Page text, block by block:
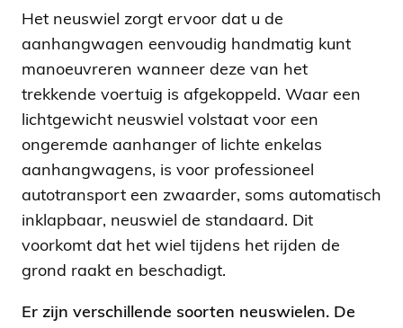
Het neuswiel zorgt ervoor dat u de
aanhangwagen eenvoudig handmatig kunt
manoeuvreren wanneer deze van het
trekkende voertuig is afgekoppeld. Waar een
lichtgewicht neuswiel volstaat voor een
ongeremde aanhanger of lichte enkelas
aanhangwagens, is voor professioneel
autotransport een zwaarder, soms automatisch
inklapbaar, neuswiel de standaard. Dit
voorkomt dat het wiel tijdens het rijden de
grond raakt en beschadigt.
Er zijn verschillende soorten neuswielen. De